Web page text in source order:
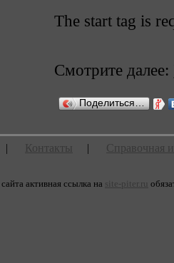
The start tag is
Смотрите далее:
Поделиться…
Контакты | Справочная
активная ссылка на site-piter.ru